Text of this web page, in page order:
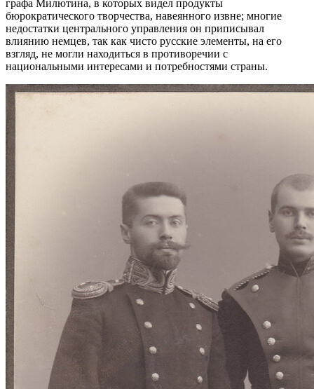
графа Милютина, в которых видел продукты
бюрократического творчества, навеянного извне; многие
недостатки центрального управления он приписывал
влиянию немцев, так как чисто русские элементы, на его
взгляд, не могли находиться в противоречии с
национальными интересами и потребностями страны.